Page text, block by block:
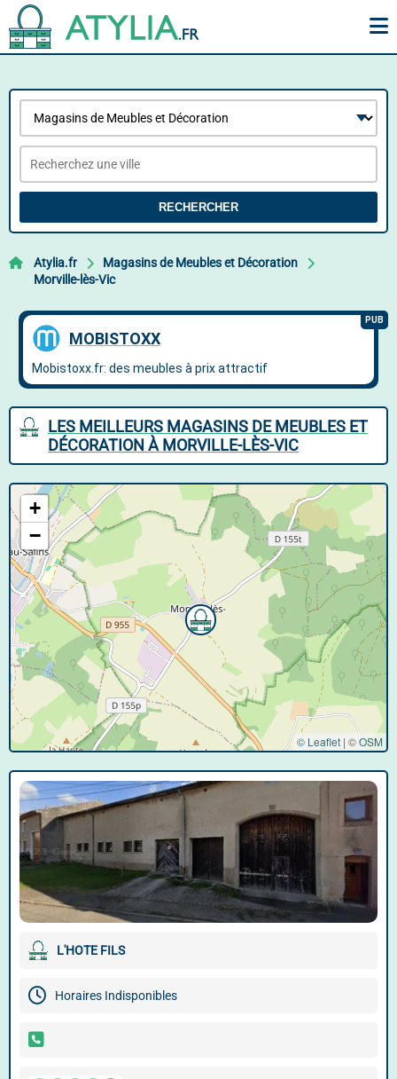
RECHERCHER
Atylia.fr
Magasins de Meubles et Décoration
Morville-lès-Vic
LES MEILLEURS MAGASINS DE MEUBLES ET
DÉCORATION À MORVILLE-LÈS-VIC
+
−
© Leaflet | ©OSM
L'HOTE FILS
Horaires Indisponibles